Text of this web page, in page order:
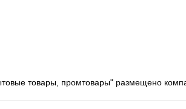
товары, промтовары" размещено